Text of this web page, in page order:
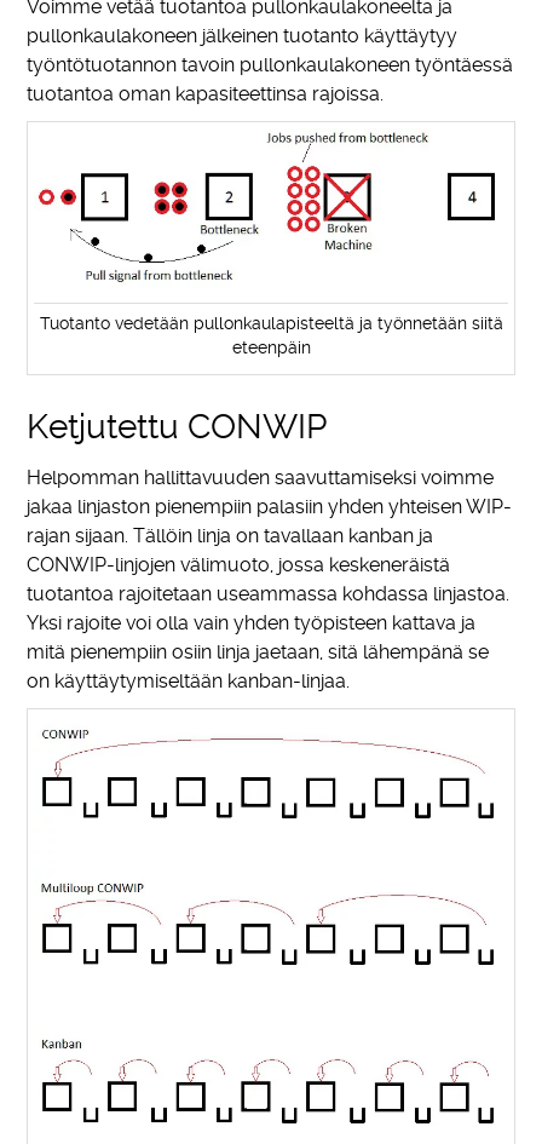
Voimme vetää tuotantoa pullonkaulakoneelta ja
pullonkaulakoneen jälkeinen tuotanto käyttäytyy
työntötuotannon tavoin pullonkaulakoneen työntäessä
tuotantoa oman kapasiteettinsa rajoissa.
Tuotanto vedetään pullonkaulapisteeltä ja työnnetään siitä
eteenpäin
Ketjutettu CONWIP
Helpomman hallittavuuden saavuttamiseksi voimme
jakaa linjaston pienempiin palasiin yhden yhteisen WIP-
rajan sijaan. Tällöin linja on tavallaan kanban ja
CONWIP-linjojen välimuoto, jossa keskeneräistä
tuotantoa rajoitetaan useammassa kohdassa linjastoa.
Yksi rajoite voi olla vain yhden työpisteen kattava ja
mitä pienempiin osiin linja jaetaan, sitä lähempänä se
on käyttäytymiseltään kanban-linjaa.